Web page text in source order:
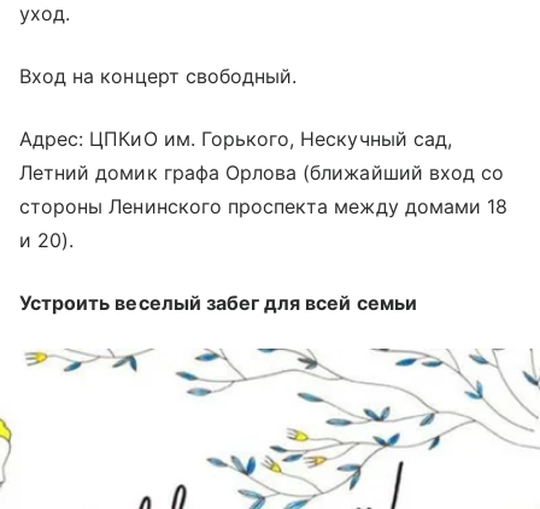
уход.
Вход на концерт свободный.
Адрес: ЦПКиО им. Горького, Нескучный сад,
Летний домик графа Орлова (ближайший вход со
стороны Ленинского проспекта между домами 18
и 20).
Устроить веселый забег для всей семьи